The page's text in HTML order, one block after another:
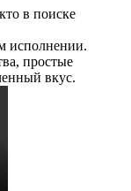
в поиске
исполнении.
простые
вкус.